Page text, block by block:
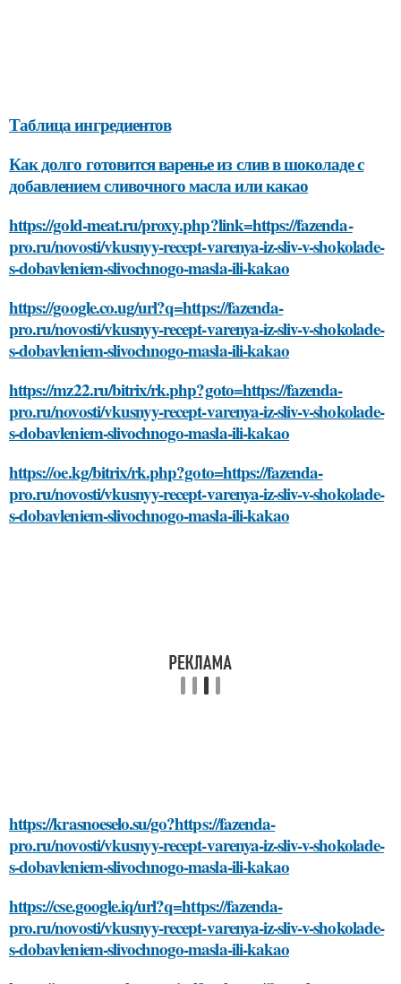
Таблица ингредиентов
Как долго готовится варенье из слив в шоколаде с
добавлением сливочного масла или какао
https://gold-meat.ru/proxy.php?link=https://fazenda-
pro.ru/novosti/vkusnyy-recept-varenya-iz-sliv-v-shokolade-
s-dobavleniem-slivochnogo-masla-ili-kakao
https://google.co.ug/url?q=https://fazenda-
pro.ru/novosti/vkusnyy-recept-varenya-iz-sliv-v-shokolade-
s-dobavleniem-slivochnogo-masla-ili-kakao
https://mz22.ru/bitrix/rk.php?goto=https://fazenda-
pro.ru/novosti/vkusnyy-recept-varenya-iz-sliv-v-shokolade-
s-dobavleniem-slivochnogo-masla-ili-kakao
https://oe.kg/bitrix/rk.php?goto=https://fazenda-
pro.ru/novosti/vkusnyy-recept-varenya-iz-sliv-v-shokolade-
s-dobavleniem-slivochnogo-masla-ili-kakao
https://krasnoeselo.su/go?https://fazenda-
pro.ru/novosti/vkusnyy-recept-varenya-iz-sliv-v-shokolade-
s-dobavleniem-slivochnogo-masla-ili-kakao
https://cse.google.iq/url?q=https://fazenda-
pro.ru/novosti/vkusnyy-recept-varenya-iz-sliv-v-shokolade-
s-dobavleniem-slivochnogo-masla-ili-kakao